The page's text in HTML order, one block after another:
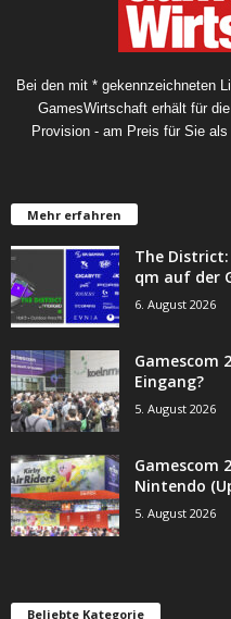
Bei den mit * gekennzeichneten
GamesWirtschaft erhält für
Provision - am Preis für Sie
Mehr erfahren
The
qm auf der
6. August 2026
Gamescom
Eingang?
5. August 2026
Gamescom
Nintendo
5. August 2026
Beliebte Kategorie